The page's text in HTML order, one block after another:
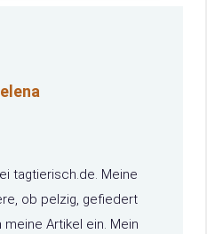
tagtierisch.de. Meine
ob pelzig, gefiedert
Artikel ein. Mein